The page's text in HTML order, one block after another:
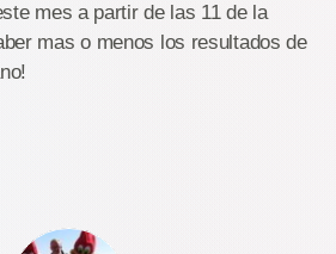
mes a partir de las 11 de la
mas o menos los resultados de